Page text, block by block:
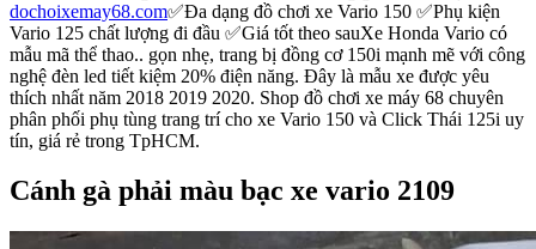
dochoixemay68.com✅Đa dạng đồ chơi xe Vario 150 ✅Phụ kiện
Vario 125 chất lượng đi đầu ✅Giá tốt theo sauXe Honda Vario có
mẫu mã thể thao.. gọn nhẹ, trang bị đồng cơ 150i mạnh mẽ với công
nghệ đèn led tiết kiệm 20% điện năng. Đây là mẫu xe được yêu
thích nhất năm 2018 2019 2020. Shop đồ chơi xe máy 68 chuyên
phân phối phụ tùng trang trí cho xe Vario 150 và Click Thái 125i uy
tín, giá rẻ trong TpHCM.
Cánh gà phải màu bạc xe vario 2109